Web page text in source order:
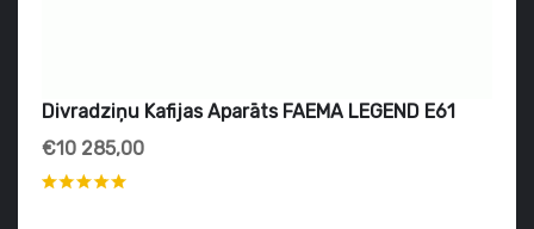
Divradziņu Kafijas Aparāts FAEMA LEGEND E61
€10 285,00